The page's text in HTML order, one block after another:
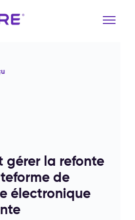
gérer la refonte
de
électronique